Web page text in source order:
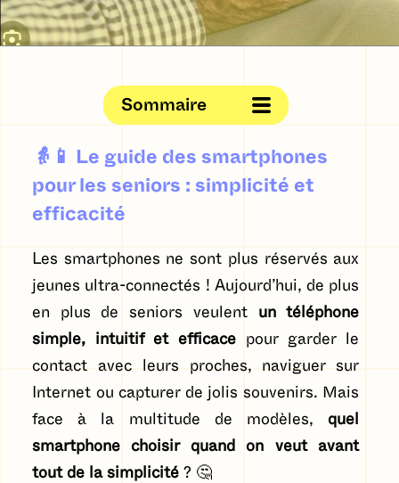
Sommaire
👵📱
Le guide des smartphones
pour les seniors : simplicité et
efficacité
Les smartphones ne sont plus réservés aux
jeunes ultra-connectés ! Aujourd’hui, de plus
en plus de seniors veulent un téléphone
simple, intuitif et efficace pour garder le
contact avec leurs proches, naviguer sur
Internet ou capturer de jolis souvenirs. Mais
face à la multitude de modèles,quel
smartphone choisir quand on veut avant
tout de la simplicité ? 🤔